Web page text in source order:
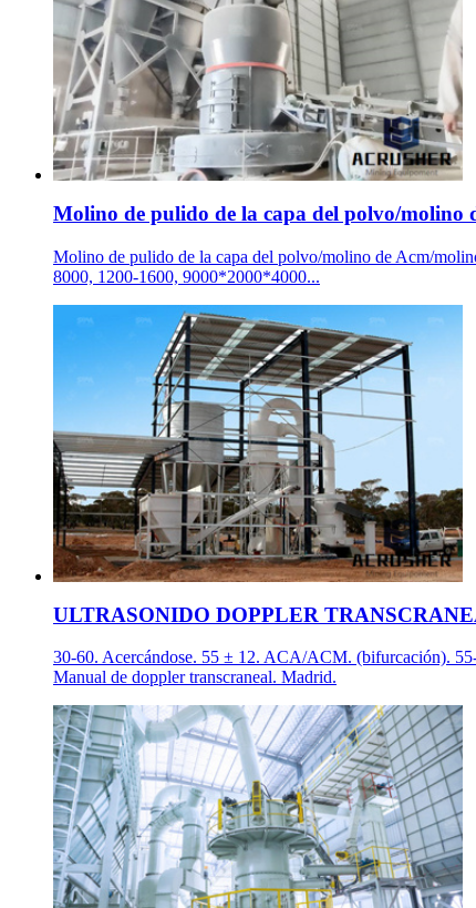
Molino de pulido de la capa del polvo/molino
Molino de pulido de la capa del polvo/molino de Acm/
8000, 1200-1600, 9000*2000*4000...
ULTRASONIDO DOPPLER
30-60. Acercándose. 55 ± 12. ACA/ACM. (bifurcación).
Manual de doppler transcraneal. Madrid.